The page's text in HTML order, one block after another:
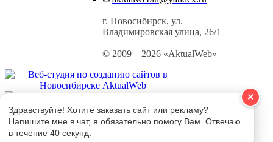
г. Новосибирск, ул.
Владимировская улица, 26/1
© 2009—2026 «AktualWeb»
×
Здравствуйте! Хотите заказать сайт или рекламу?
Напишите мне в чат, я обязательно помогу Вам. Отвечаю
в течение 40 секунд.